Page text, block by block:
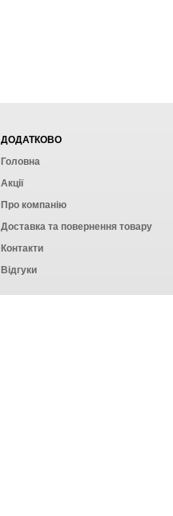
ДОДАТКОВО
Головна
Акції
Про компанію
Доставка та повернення товару
Контакти
Відгуки